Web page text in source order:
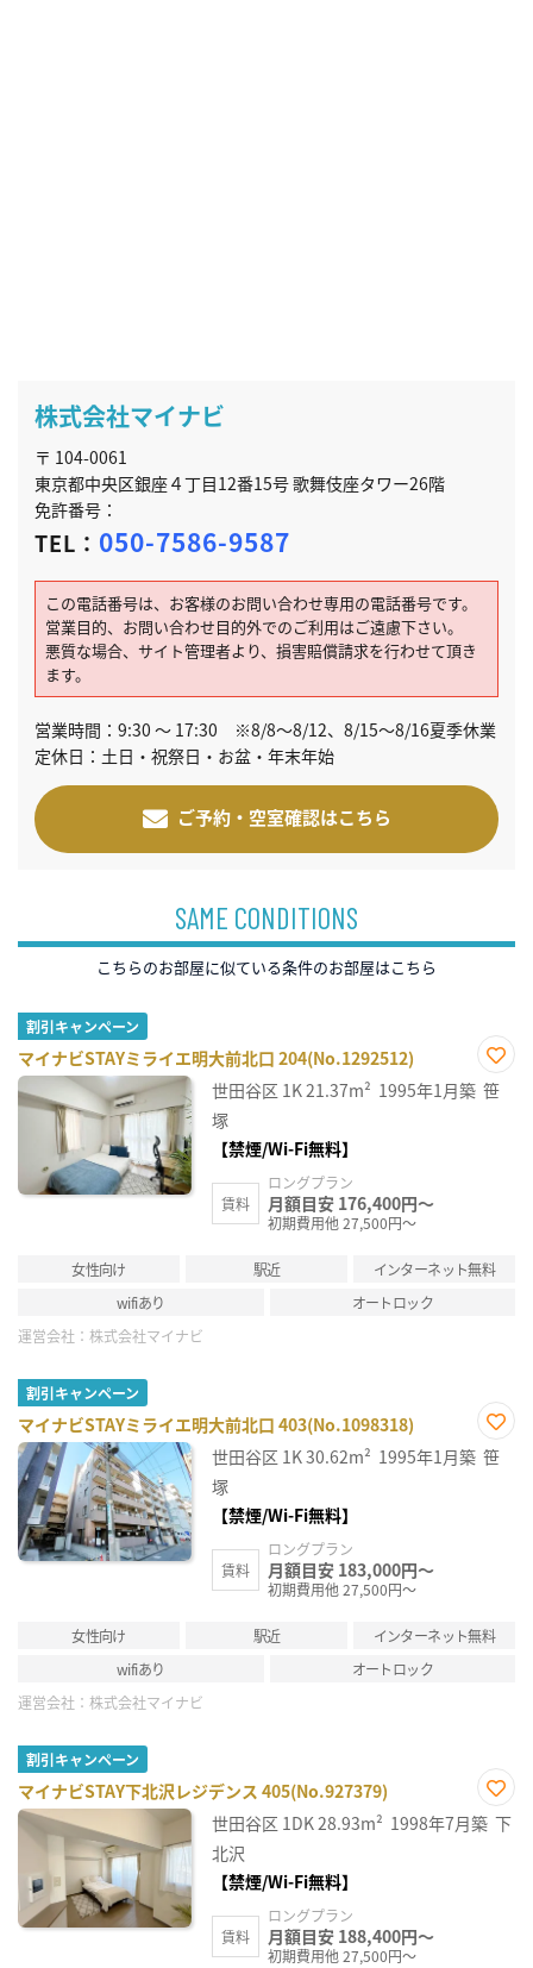
株式会社マイナビ
〒 104-0061
東京都中央区銀座４丁目12番15号 歌舞伎座タワー26階
免許番号：
TEL： 050-7586-9587
この電話番号は、お客様のお問い合わせ専用の電話番号です。
営業目的、お問い合わせ目的外でのご利用はご遠慮下さい。
悪質な場合、サイト管理者より、損害賠償請求を行わせて頂き
ます。
営業時間：9:30 ～ 17:30 ※8/8～8/12、8/15～8/16夏季休業
定休日：土日・祝祭日・お盆・年末年始
ご予約・空室確認はこちら
SAME CONDITIONS
こちらのお部屋に似ている条件のお部屋はこちら
割引キャンペーン
マイナビSTAYミライエ明大前北口 204(No.1292512)
お気
に入
世田谷区 1K21.37m² 1995年1月築 笹
塚
【禁煙/Wi-Fi無料】
賃料
ロングプラン
月額目安 176,400円～
初期費用他 27,500円～
女性向け 駅近
インターネット無料
wifiあり
オートロック
運営会社： 株式会社マイナビ
割引キャンペーン
マイナビSTAYミライエ明大前北口 403(No.1098318)
お気
に入
世田谷区 1K30.62m² 1995年1月築 笹
塚
【禁煙/Wi-Fi無料】
賃料
ロングプラン
月額目安 183,000円～
初期費用他 27,500円～
女性向け 駅近
インターネット無料
wifiあり
オートロック
運営会社： 株式会社マイナビ
割引キャンペーン
マイナビSTAY下北沢レジデンス 405(No.927379)
お気
に入
世田谷区 1DK28.93m² 1998年7月築 下
北沢
【禁煙/Wi-Fi無料】
賃料
ロングプラン
月額目安 188,400円～
初期費用他 27,500円～